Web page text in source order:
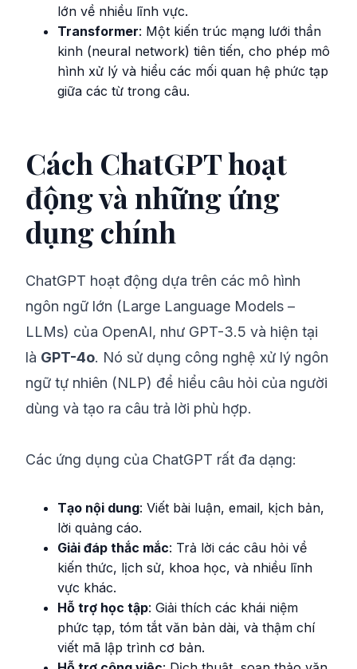
lớn về nhiều lĩnh vực.
Transformer: Một kiến trúc mạng lưới thần
kinh (neural network) tiên tiến, cho phép mô
hình xử lý và hiểu các mối quan hệ phức tạp
giữa các từ trong câu.
Cách ChatGPT hoạt
động và những ứng
dụng chính
ChatGPT hoạt động dựa trên các mô hình
ngôn ngữ lớn (Large Language Models –
LLMs) của OpenAI, như GPT-3.5 và hiện tại
là GPT-4o. Nó sử dụng công nghệ xử lý ngôn
ngữ tự nhiên (NLP) để hiểu câu hỏi của người
dùng và tạo ra câu trả lời phù hợp.
Các ứng dụng của ChatGPT rất đa dạng:
Tạo nội dung: Viết bài luận, email, kịch bản,
lời quảng cáo.
Giải đáp thắc mắc: Trả lời các câu hỏi về
kiến thức, lịch sử, khoa học, và nhiều lĩnh
vực khác.
Hỗ trợ học tập: Giải thích các khái niệm
phức tạp, tóm tắt văn bản dài, và thậm chí
viết mã lập trình cơ bản.